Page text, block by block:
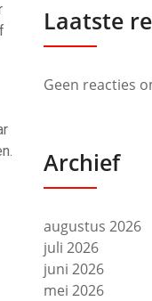
Laatste
Geen reacties
Archief
augustus 2026
juli 2026
juni 2026
mei 2026